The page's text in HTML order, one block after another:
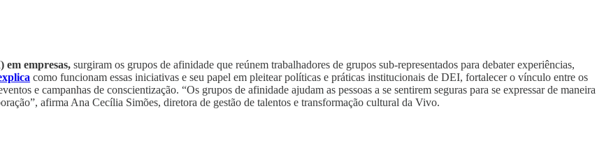
em empresas, surgiram os grupos de afinidade que reúnem trabalhadores de grupos sub-representados para debater experiências,
como funcionam essas iniciativas e seu papel em pleitear políticas e práticas institucionais de DEI, fortalecer o vínculo entre os
e campanhas de conscientização. “Os grupos de afinidade ajudam as pessoas a se sentirem seguras para se expressar de maneira
afirma Ana Cecília Simões, diretora de gestão de talentos e transformação cultural da Vivo.